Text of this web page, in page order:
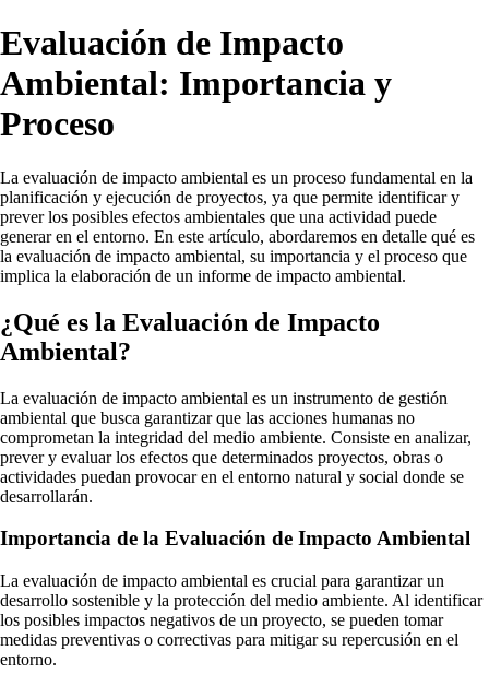
Evaluación de Impacto
Ambiental: Importancia y
Proceso
La evaluación de impacto ambiental es un proceso fundamental en la
planificación y ejecución de proyectos, ya que permite identificar y
prever los posibles efectos ambientales que una actividad puede
generar en el entorno. En este artículo, abordaremos en detalle qué es
la evaluación de impacto ambiental, su importancia y el proceso que
implica la elaboración de un informe de impacto ambiental.
¿Qué es la Evaluación de Impacto
Ambiental?
La evaluación de impacto ambiental es un instrumento de gestión
ambiental que busca garantizar que las acciones humanas no
comprometan la integridad del medio ambiente. Consiste en analizar,
prever y evaluar los efectos que determinados proyectos, obras o
actividades puedan provocar en el entorno natural y social donde se
desarrollarán.
Importancia de la Evaluación de Impacto Ambiental
La evaluación de impacto ambiental es crucial para garantizar un
desarrollo sostenible y la protección del medio ambiente. Al identificar
los posibles impactos negativos de un proyecto, se pueden tomar
medidas preventivas o correctivas para mitigar su repercusión en el
entorno.